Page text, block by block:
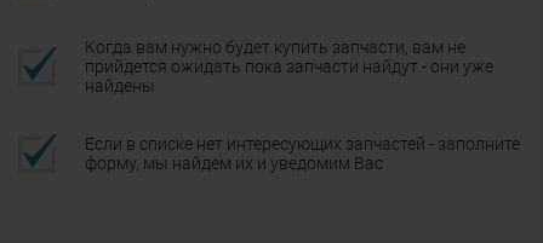
Когда вам нужно будет купить запчасти, вам не
прийдется ожидать пока запчасти найдут - они уже
найдены
Если в списке нет интересующих запчастей - заполните
форму, мы найдем их и уведомим Вас